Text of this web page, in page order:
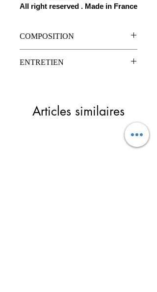
All right reserved . Made in France
COMPOSITION
Mousqueton en acier ouvrable
ENTRETIEN
Articles similaires